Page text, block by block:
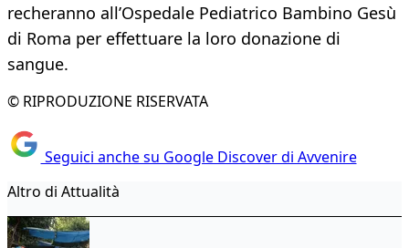
recheranno all’Ospedale Pediatrico Bambino Gesù
di Roma per effettuare la loro donazione di
sangue.
© RIPRODUZIONE RISERVATA
Seguici anche su Google Discover di Avvenire
Altro di Attualità